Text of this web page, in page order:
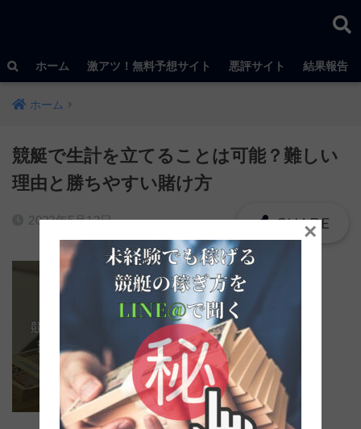
ホーム 激アツ！無料予想サイト 悪評サイト 結果報告
ホーム
競艇で生計を立てることは可能？難しい
理由と勝ちやすい賭け方
2023年5月13日 ×